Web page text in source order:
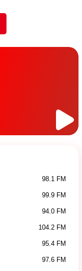
98.1 FM
99.9 FM
94.0 FM
104.2 FM
95.4 FM
97.6 FM